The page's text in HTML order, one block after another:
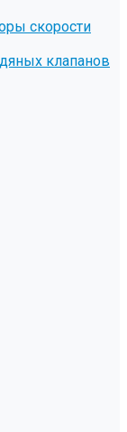
скорости
клапанов